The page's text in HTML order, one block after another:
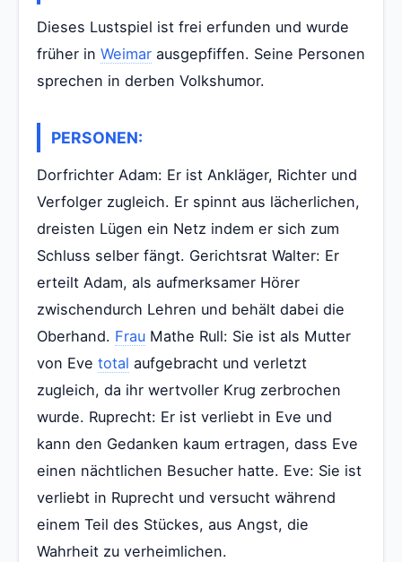
Dieses Lustspiel ist frei erfunden und wurde
früher in Weimar ausgepfiffen. Seine Personen
sprechen in derben Volkshumor.
PERSONEN:
Dorfrichter Adam: Er ist Ankläger, Richter und
Verfolger zugleich. Er spinnt aus lächerlichen,
dreisten Lügen ein Netz indem er sich zum
Schluss selber fängt. Gerichtsrat Walter: Er
erteilt Adam, als aufmerksamer Hörer
zwischendurch Lehren und behält dabei die
Oberhand. Frau Mathe Rull: Sie ist als Mutter
von Eve total aufgebracht und verletzt
zugleich, da ihr wertvoller Krug zerbrochen
wurde. Ruprecht: Er ist verliebt in Eve und
kann den Gedanken kaum ertragen, dass Eve
einen nächtlichen Besucher hatte. Eve: Sie ist
verliebt in Ruprecht und versucht während
einem Teil des Stückes, aus Angst, die
Wahrheit zu verheimlichen.